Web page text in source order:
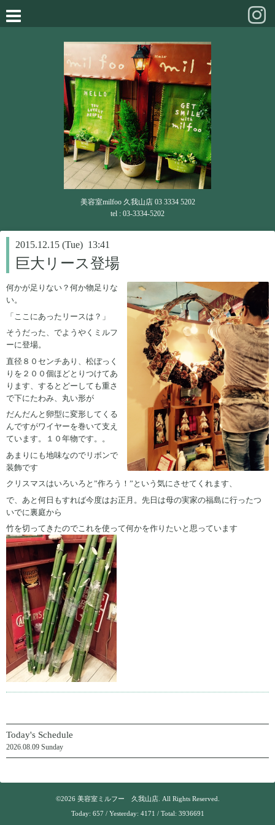
美容室milfoo 久我山店 03 3334 5202
tel : 03-3334-5202
2015.12.15 (Tue) 13:41
巨大リース登場
何かが足りない？何か物足りな
い。
「ここにあったリースは？」
そうだった、でようやくミルフ
ーに登場。
直径８０センチあり、松ぼっく
りを２００個ほどとりつけてあ
ります、するとどーしても重さ
で下にたわみ、丸い形が
だんだんと卵型に変形してくる
んですがワイヤーを巻いて支え
ています。１０年物です。。
あまりにも地味なのでリボンで
装飾です
クリスマスはいろいろと”作ろう！”という気にさせてくれます、
で、あと何日もすれば今度はお正月。先日は母の実家の福島に行ったつ
いでに裏庭から
竹を切ってきたのでこれを使って何かを作りたいと思っています
Today's Schedule
2026.08.09 Sunday
©2026 美容室ミルフー 久我山店. All Rights Reserved.
Today: 657/ Yesterday: 4171 / Total: 3936691